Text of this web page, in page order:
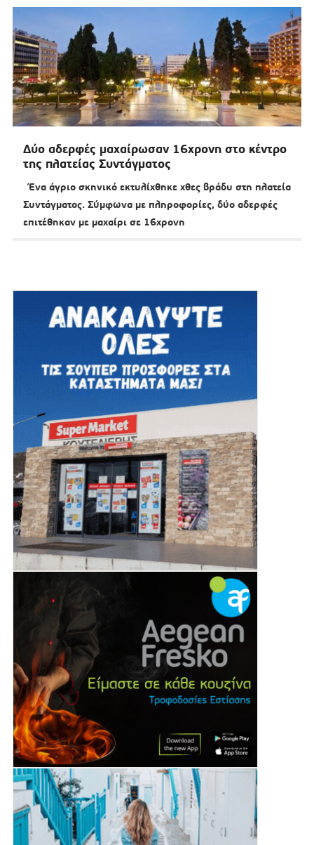
Δύο αδερφές μαχαίρωσαν 16χρονη στο κέντρο
της πλατείας Συντάγματος
Ένα άγριο σκηνικό εκτυλίχθηκε χθες βράδυ στη πλατεία
Συντάγματος. Σύμφωνα με πληροφορίες, δύο αδερφές
επιτέθηκαν με μαχαίρι σε 16χρονη